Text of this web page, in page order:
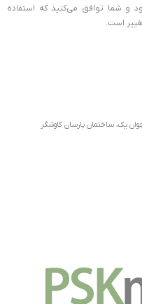
شما توافق می‏‌کنید که استفاده
است.
یک، ساختمان پارسان کاوشگر